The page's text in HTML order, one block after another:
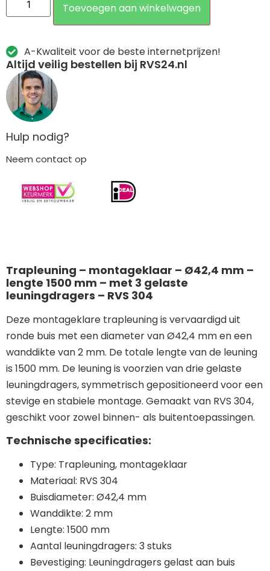
Toevoegen aan winkelwagen
A-Kwaliteit voor de beste internetprijzen!
Altijd veilig bestellen bij RVS24.nl
Hulp nodig?
Neem contact op
Trapleuning – montageklaar – Ø42,4 mm –
lengte 1500 mm – met 3 gelaste
leuningdragers – RVS 304
Deze montageklare trapleuning is vervaardigd uit
ronde buis met een diameter van Ø42,4 mm en een
wanddikte van 2 mm. De totale lengte van de leuning
is 1500 mm. De leuning is voorzien van drie gelaste
leuningdragers, symmetrisch gepositioneerd voor een
stevige en stabiele montage. Gemaakt van RVS 304,
geschikt voor zowel binnen- als buitentoepassingen.
Technische specificaties:
Type: Trapleuning, montageklaar
Materiaal: RVS 304
Buisdiameter: Ø42,4 mm
Wanddikte: 2 mm
Lengte: 1500 mm
Aantal leuningdragers: 3 stuks
Bevestiging: Leuningdragers gelast aan buis